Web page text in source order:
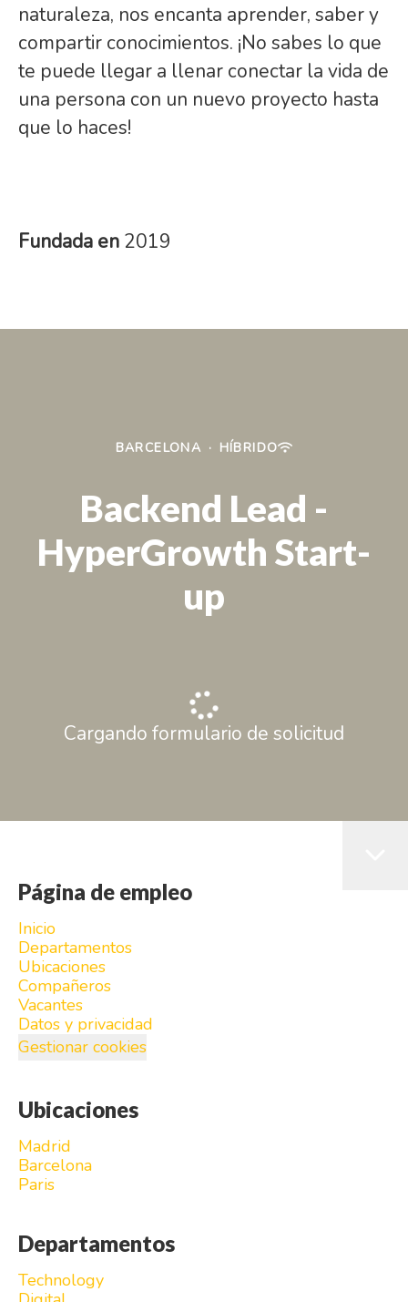
naturaleza, nos encanta aprender, saber y
compartir conocimientos. ¡No sabes lo que
te puede llegar a llenar conectar la vida de
una persona con un nuevo proyecto hasta
que lo haces!
Fundada en 2019
BARCELONA · HÍBRIDO
Backend Lead -
HyperGrowth Start-
up
Cargando formulario de solicitud
Página de empleo
Inicio
Departamentos
Ubicaciones
Compañeros
Vacantes
Datos y privacidad
Gestionar cookies
Ubicaciones
Madrid
Barcelona
Paris
Departamentos
Technology